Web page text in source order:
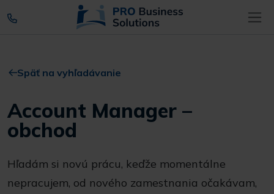
Späť na vyhľadávanie
Account Manager –
obchod
Hľadám si novú prácu, keďže momentálne
nepracujem, od nového zamestnania očakávam,